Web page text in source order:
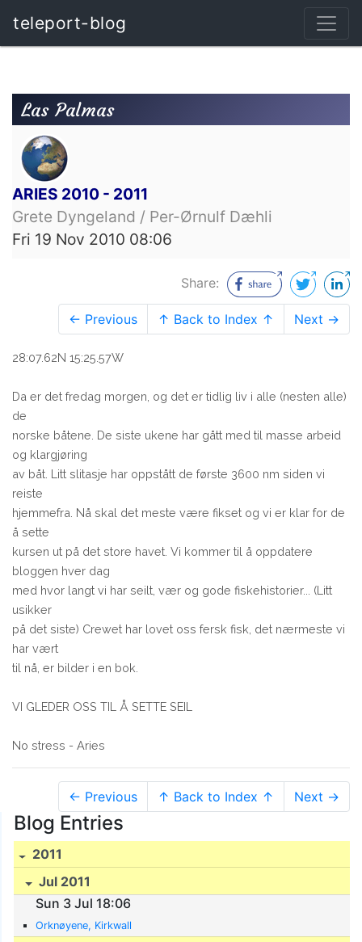
teleport-blog
Las Palmas
ARIES 2010 - 2011
Grete Dyngeland / Per-Ørnulf Dæhli
Fri 19 Nov 2010 08:06
Share:
← Previous ↑ Back to Index ↑ Next →
28:07.62N 15:25.57W
Da er det fredag morgen, og det er tidlig liv i alle (nesten alle)
de
norske båtene. De siste ukene har gått med til masse arbeid
og klargjøring
av båt. Litt slitasje har oppstått de første 3600 nm siden vi
reiste
hjemmefra. Nå skal det meste være fikset og vi er klar for de
å sette
kursen ut på det store havet. Vi kommer til å oppdatere
bloggen hver dag
med hvor langt vi har seilt, vær og gode fiskehistorier... (Litt
usikker
på det siste) Crewet har lovet oss fersk fisk, det nærmeste vi
har vært
til nå, er bilder i en bok.
VI GLEDER OSS TIL Å SETTE SEIL
No stress - Aries
← Previous ↑ Back to Index ↑ Next →
Blog Entries
2011
Jul 2011
Sun 3 Jul 18:06
Orknøyene, Kirkwall